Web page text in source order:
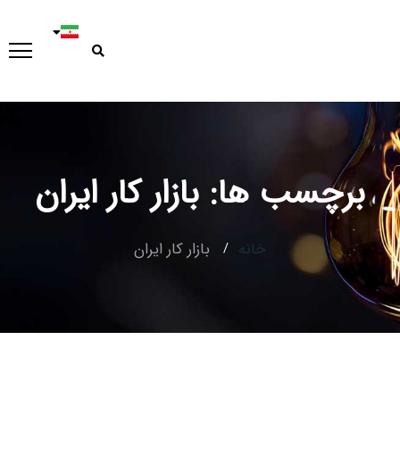
Type and hit enter
برچسب ها: بازار کار ایران
خانه بازار کار ایران